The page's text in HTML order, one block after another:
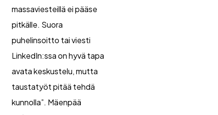
massaviesteillä ei pääse
pitkälle. Suora
puhelinsoitto tai viesti
LinkedIn:ssa on hyvä tapa
avata keskustelu, mutta
taustatyöt pitää tehdä
kunnolla”. Mäenpää